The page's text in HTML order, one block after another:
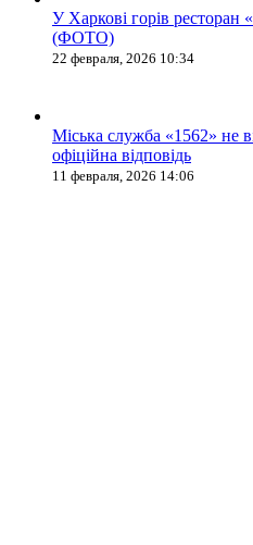
У Харкові горів ресторан
(ФОТО)
22 февраля, 2026 10:34
Міська служба «1562» не
офіційна відповідь
11 февраля, 2026 14:06